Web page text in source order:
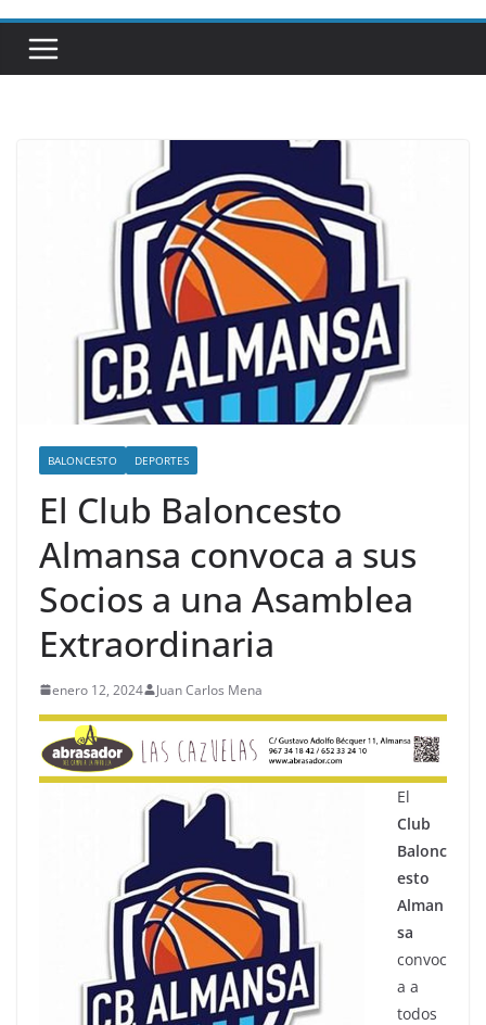
BALONCESTO DEPORTES
El Club Baloncesto
Almansa convoca a sus
Socios a una Asamblea
Extraordinaria
enero 12, 2024 Juan Carlos Mena
El
Club
Balonc
esto
Alman
sa
convoc
a a
todos